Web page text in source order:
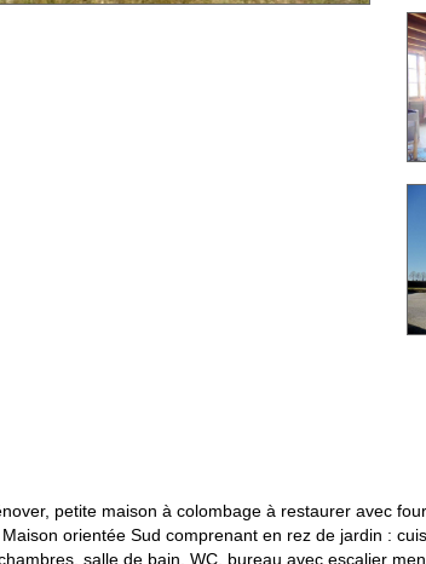
petite maison à colombage à restaurer avec
orientée Sud comprenant en rez de jardin :
salle de bain, WC, bureau avec escalier